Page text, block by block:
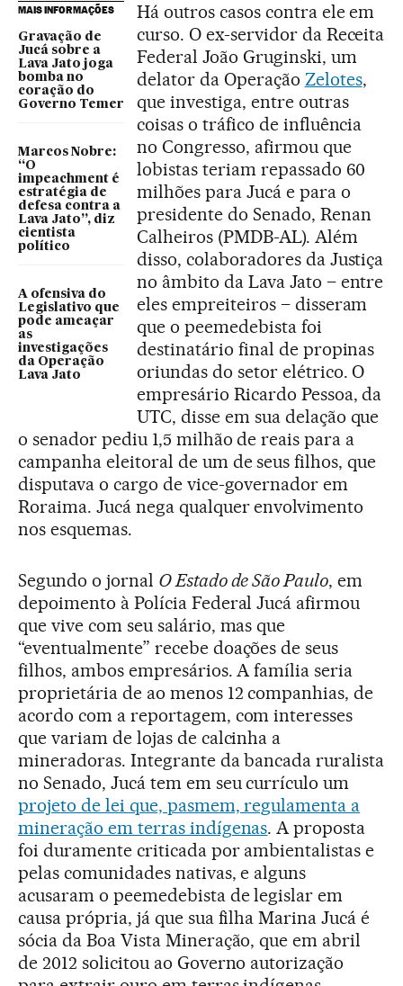
MAIS INFORMAÇÕES
Gravação de
Jucá sobre a
Lava Jato joga
bomba no
coração do
Governo Temer
Marcos Nobre:
“O
impeachment é
estratégia de
defesa contra a
Lava Jato”, diz
cientista
político
A ofensiva do
Legislativo que
pode ameaçar
as
investigações
da Operação
Lava Jato
Há outros casos contra ele em
curso. O ex-servidor da Receita
Federal João Gruginski, um
delator da Operação Zelotes,
que investiga, entre outras
coisas o tráfico de influência
no Congresso, afirmou que
lobistas teriam repassado 60
milhões para Jucá e para o
presidente do Senado, Renan
Calheiros (PMDB-AL). Além
disso, colaboradores da Justiça
no âmbito da Lava Jato – entre
eles empreiteiros – disseram
que o peemedebista foi
destinatário final de propinas
oriundas do setor elétrico. O
empresário Ricardo Pessoa, da
UTC, disse em sua delação que
o senador pediu 1,5 milhão de reais para a
campanha eleitoral de um de seus filhos, que
disputava o cargo de vice-governador em
Roraima. Jucá nega qualquer envolvimento
nos esquemas.
Segundo o jornal O Estado de São Paulo, em
depoimento à Polícia Federal Jucá afirmou
que vive com seu salário, mas que
“eventualmente” recebe doações de seus
filhos, ambos empresários. A família seria
proprietária de ao menos 12 companhias, de
acordo com a reportagem, com interesses
que variam de lojas de calcinha a
mineradoras. Integrante da bancada ruralista
no Senado, Jucá tem em seu currículo um
projeto de lei que, pasmem, regulamenta a
mineração em terras indígenas. A proposta
foi duramente criticada por ambientalistas e
pelas comunidades nativas, e alguns
acusaram o peemedebista de legislar em
causa própria, já que sua filha Marina Jucá é
sócia da Boa Vista Mineração, que em abril
de 2012 solicitou ao Governo autorização